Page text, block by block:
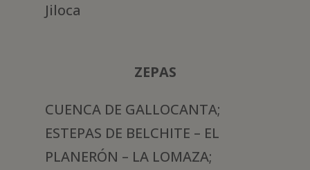
Jiloca
ZEPAS
CUENCA DE GALLOCANTA;
ESTEPAS DE BELCHITE – EL
PLANERÓN – LA LOMAZA;